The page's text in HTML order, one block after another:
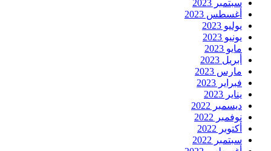
سبتمبر 2023
أغسطس 2023
يوليو 2023
يونيو 2023
مايو 2023
أبريل 2023
مارس 2023
فبراير 2023
يناير 2023
ديسمبر 2022
نوفمبر 2022
أكتوبر 2022
سبتمبر 2022